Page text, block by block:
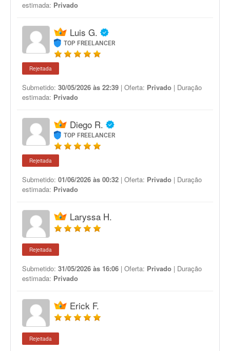
estimada: Privado
Luis G.
TOP FREELANCER
Rejeitada
Submetido: 30/05/2026 às 22:39 | Oferta: Privado | Duração
estimada: Privado
Diego R.
TOP FREELANCER
Rejeitada
Submetido: 01/06/2026 às 00:32 | Oferta: Privado | Duração
estimada: Privado
Laryssa H.
Rejeitada
Submetido: 31/05/2026 às 16:06 | Oferta: Privado | Duração
estimada: Privado
Erick F.
Rejeitada